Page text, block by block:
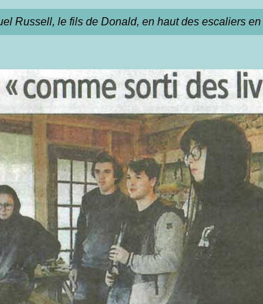
Russell, le fils de Donald, en haut des escaliers